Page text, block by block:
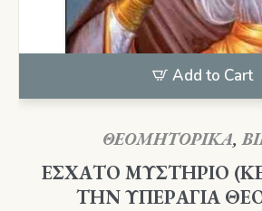
Add to Cart
ΘΕΟΜΗΤΟΡΙΚΑ,
ΕΣΧΑΤΟ ΜΥΣΤΗΡΙΟ
ΤΗΝ ΥΠΕΡΑΓΙΑ